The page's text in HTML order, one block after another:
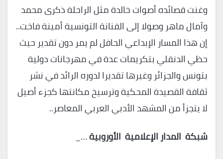
وغنت قصائده أصوات خالدة مثل الراحلة ذكرى محمد
وآمال ماهر وصولا إلى الفنانة التونسية أمينة فاخت..
إن هذا المسار الإبداعي الحافل لم يمر دون تقدير حيث
حظي الدنقلي بتكريمات عدة في مهرجانات دولية
بتونس والجزائر وغيرها تقديرا لدوره الرائد في نشر
ثقافة القصيدة المحكية وترسيخ مكانتها كجزء أصيل
لا يتجزأ من المشهد الأدبي العربي المعاصر..
شبكة المدار الإعلامية الأوروبية…_